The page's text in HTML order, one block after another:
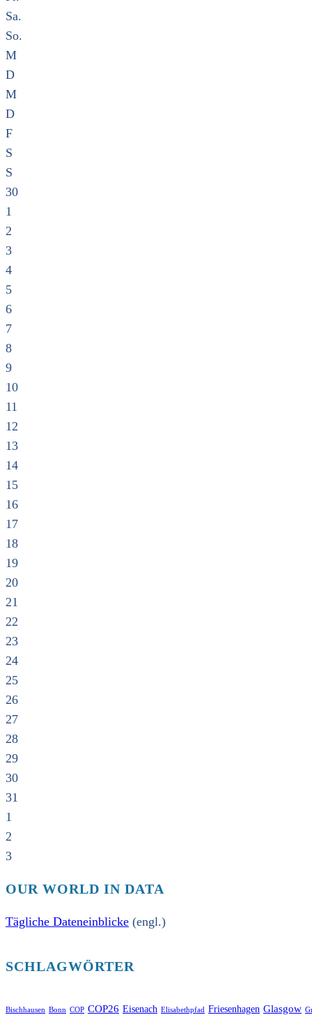
Sa.
So.
M
D
M
D
F
S
S
30
1
2
3
4
5
6
7
8
9
10
11
12
13
14
15
16
17
18
19
20
21
22
23
24
25
26
27
28
29
30
31
1
2
3
OUR WORLD IN DATA
Tägliche Dateneinblicke (engl.)
SCHLAGWÖRTER
Bischhausen Bonn COP COP26 Eisenach Elisabethpfad Friesenhagen Glasgow